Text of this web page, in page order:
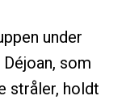
under
som
stråler, holdt